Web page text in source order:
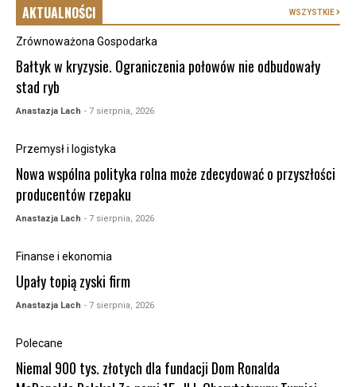
AKTUALNOŚCI WSZYSTKIE
Zrównoważona Gospodarka
Bałtyk w kryzysie. Ograniczenia połowów nie odbudowały
stad ryb
Anastazja Lach - 7 sierpnia, 2026
Przemysł i logistyka
Nowa wspólna polityka rolna może zdecydować o przyszłości
producentów rzepaku
Anastazja Lach - 7 sierpnia, 2026
Finanse i ekonomia
Upały topią zyski firm
Anastazja Lach - 7 sierpnia, 2026
Polecane
Niemal 900 tys. złotych dla fundacji Dom Ronalda